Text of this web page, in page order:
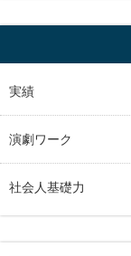
実績
演劇ワーク
社会人基礎力